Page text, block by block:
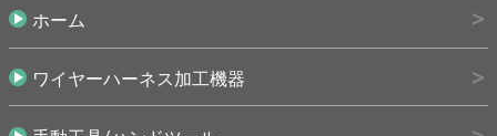
ホーム
ワイヤーハーネス加工機器